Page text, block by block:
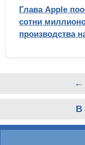
Глава Apple
сотни
производства
←
В